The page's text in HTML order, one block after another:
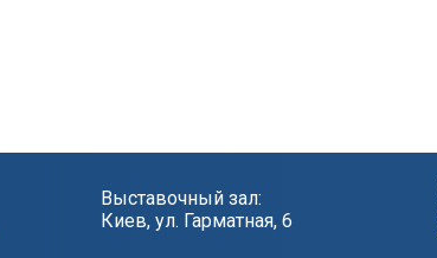
Выставочный зал:
Киев, ул. Гарматная, 6